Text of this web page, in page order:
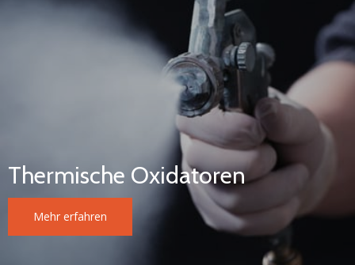
Thermische Oxidatoren
Mehr erfahren